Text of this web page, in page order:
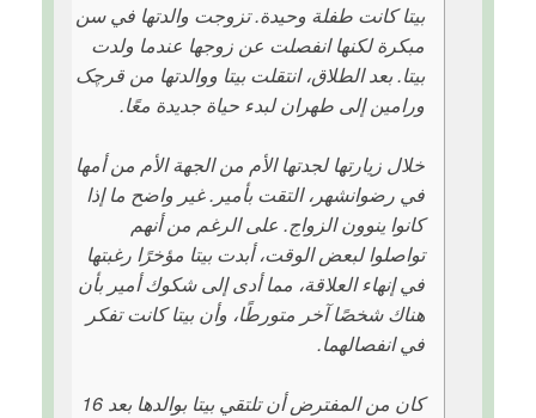
بیتا كانت طفلة وحیدة. تزوجت والدتها في سن
مبكرة لكنها انفصلت عن زوجها عندما ولدت
بیتا. بعد الطلاق، انتقلت بیتا ووالدتها من قرچک
ورامین إلى طهران لبدء حیاة جدیدة معًا.
خلال زیارتها لجدتها الأم من الجهة الأم من أمها
في رضوانشهر، التقت بأمیر. غیر واضح ما إذا
كانوا ينوون الزواج. على الرغم من أنهم
تواصلوا لبعض الوقت، أبدت بیتا مؤخرًا رغبتها
في إنهاء العلاقة، مما أدى إلى شکوك أمیر بأن
هناك شخصًا آخر متورطًا، وأن بیتا كانت تفکر
في انفصالهما.
کان من المفترض أن تلتقي بیتا بوالدها بعد 16